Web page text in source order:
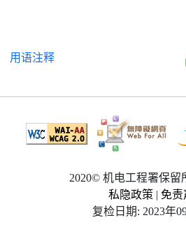
用语注释
2020© 机电工程署保留
私隐政策 | 免责
复检日期: 2023年